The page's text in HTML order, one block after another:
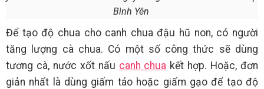
Bình Yên
Để tạo độ chua cho canh chua đậu hũ non, có người
tăng lượng cà chua. Có một số công thức sẽ dùng
tương cà, nước xốt nấu canh chua kết hợp. Hoặc, đơn
giản nhất là dùng giấm táo hoặc giấm gạo để tạo độ